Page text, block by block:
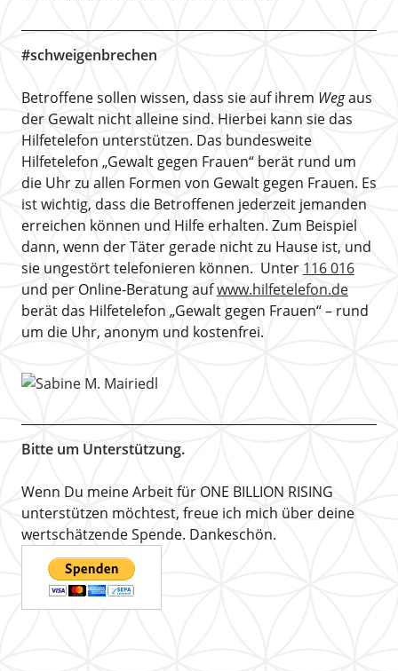
#schweigenbrechen
Betroffene sollen wissen, dass sie auf ihrem Wegaus
der Gewalt nicht alleine sind. Hierbei kann sie das
Hilfetelefon unterstützen. Das bundesweite
Hilfetelefon „Gewalt gegen Frauen“ berät rund um
die Uhr zu allen Formen von Gewalt gegen Frauen. Es
ist wichtig, dass die Betroffenen jederzeit jemanden
erreichen können und Hilfe erhalten. Zum Beispiel
dann, wenn der Täter gerade nicht zu Hause ist, und
sie ungestört telefonieren können. Unter 116 016
und per Online-Beratung aufwww.hilfetelefon.de
berät das Hilfetelefon „Gewalt gegen Frauen“ – rund
um die Uhr, anonym und kostenfrei.
Bitte um Unterstützung.
Wenn Du meine Arbeit für ONE BILLION RISING
unterstützen möchtest, freue ich mich über deine
wertschätzende Spende. Dankeschön.